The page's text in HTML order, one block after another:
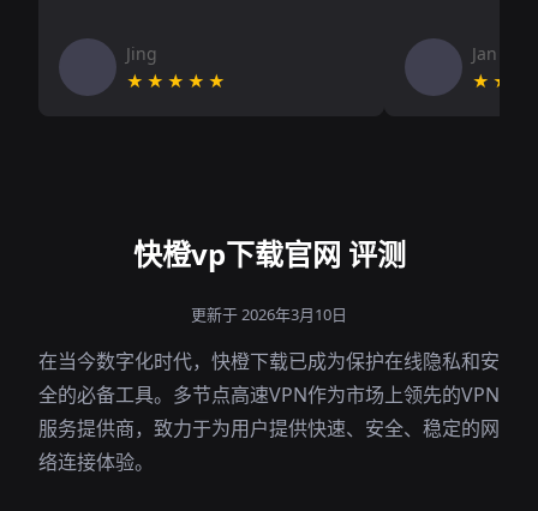
Jing
★★★★★
Jan V
快橙vp下载官网 评测
更新于 2026年3月10日
在当今数字化时代，快橙下载已成为保护在线隐私和安
全的必备工具。多节点高速VPN作为市场上领先的VPN
服务提供商，致力于为用户提供快速、安全、稳定的网
络连接体验。